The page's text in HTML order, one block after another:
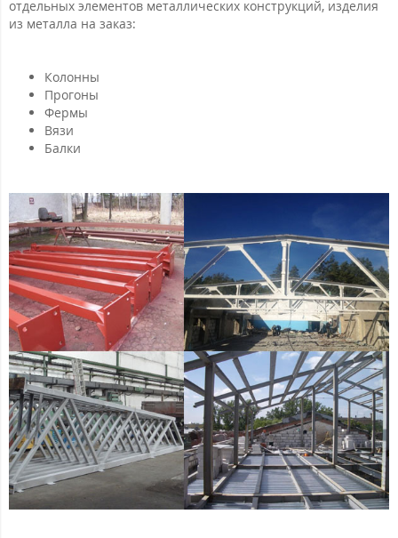
отдельных элементов металлических конструкций, изделия
из металла на заказ:
Колонны
Прогоны
Фермы
Вязи
Балки